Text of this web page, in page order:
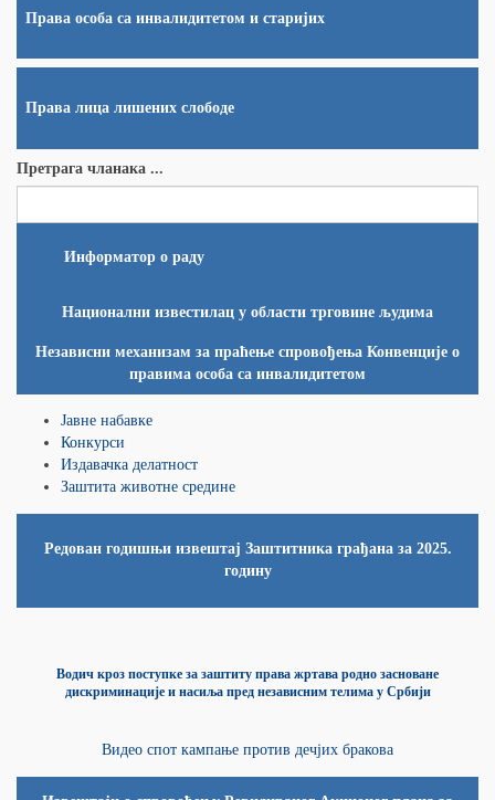
Права особа са инвалидитетом и старијих
Права лица лишених слободе
Претрага чланака ...
Информатор о раду
Национални известилац у области трговине људима
Независни механизам за праћење спровођења Конвенције о
правима особа са инвалидитетом
Јавне набавке
Конкурси
Издавачка делатност
Заштита животне средине
Редован годишњи извештај Заштитника грађана за 2025.
годину
Водич кроз поступке за заштиту права жртава родно засноване
дискриминације и насиља пред независним телима у Србији
Видео спот кампање против дечјих бракова